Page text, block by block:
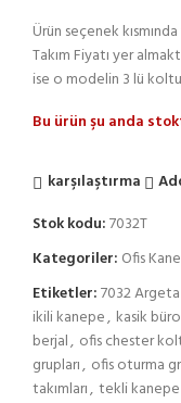
Ürün seçenek
Takım Fiyatı yer
ise o modelin 3 lü
Bu ürün şu anda
karşılaştırma
Stok kodu:7032T
Kategoriler: Ofis
Etiketler:7032
ikili kanepe, kasik
berjal, ofis chester
grupları, ofis oturma
takımları, tekli kanepe